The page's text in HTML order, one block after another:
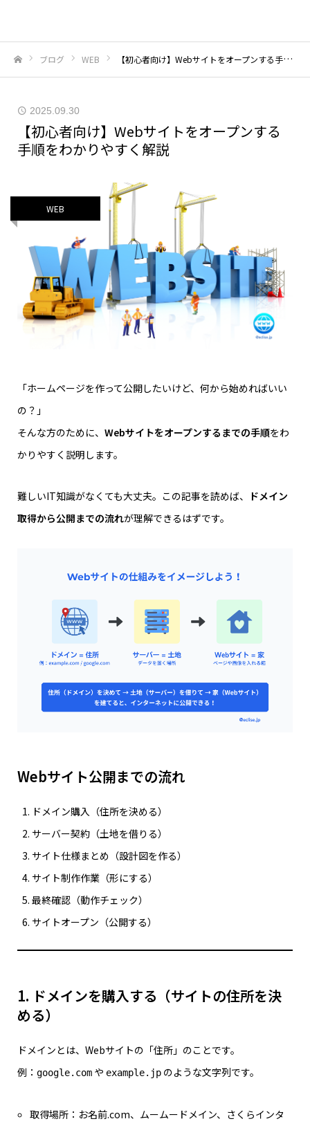
ブログ WEB 【初心者向け】Webサイトをオープンする手順をわかりやすく解説
2025.09.30
【初心者向け】Webサイトをオープンする
手順をわかりやすく解説
WEB
「ホームページを作って公開したいけど、何から始めればいい
の？」
そんな方のために、 Webサイトをオープンするまでの手順をわ
かりやすく説明します。
難しいIT知識がなくても大丈夫。この記事を読めば、 ドメイン
取得から公開までの流れが理解できるはずです。
Webサイト公開までの流れ
ドメイン購入（住所を決める）
サーバー契約（土地を借りる）
サイト仕様まとめ（設計図を作る）
サイト制作作業（形にする）
最終確認（動作チェック）
サイトオープン（公開する）
1. ドメインを購入する（サイトの住所を決
める）
ドメインとは、Webサイトの「住所」のことです。
例： google.com や example.jp のような文字列です。
取得場所：お名前.com、ムームードメイン、さくらインタ